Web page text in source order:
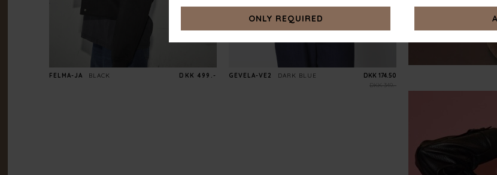
FELMA-JA BLACK DKK 499.- GEVELA-VE2
DARK BLUE
DKK 349.-
DKK 174.50